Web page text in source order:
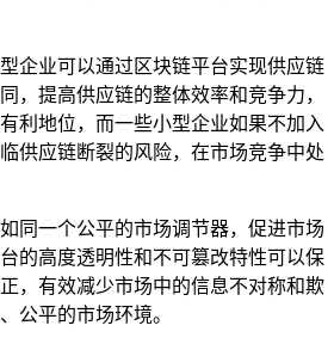
企业可以通过区块链平台实现供应链
，提高供应链的整体效率和竞争力，
利地位，而一些小型企业如果不加入
供应链断裂的风险，在市场竞争中处
同一个公平的市场调节器，促进市场
的高度透明性和不可篡改特性可以保
，有效减少市场中的信息不对称和欺
公平的市场环境。